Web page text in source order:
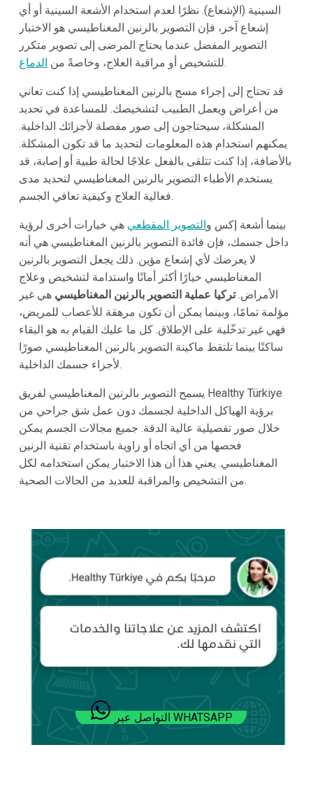
السينية (الإشعاع). نظرًا لعدم استخدام الأشعة السينية أو أي
إشعاع آخر، فإن التصوير بالرنين المغناطيسي هو الاختبار
التصوير المفضل عندما يحتاج المرضى إلى تصوير متكرر
للتشخيص أو مراقبة العلاج، وخاصةً من الدماغ .
قد تحتاج إلى إجراء مسح بالرنين المغناطيسي إذا كنت تعاني
من أعراض ويعمل الطبيب لتشخيصك. للمساعدة في تحديد
المشكلة، سيحتاجون إلى صور مفصلة لأجزائك الداخلية.
يمكنهم استخدام هذه المعلومات لتحديد ما قد تكون المشكلة.
بالأضافة، إذا كنت تتلقى بالفعل علاجًا لحالة طبية أو إصابة، قد
يستخدم الأطباء التصوير بالرنين المغناطيسي لتحديد مدى
فعالية العلاج وكيفية تعافي الجسم.
بينما أشعة إكس والتصوير المقطعي هي خيارات أخرى لرؤية
داخل جسمك، فإن فائدة التصوير بالرنين المغناطيسي هي أنه
لا يعرضك لأي إشعاع مؤين. ذلك يجعل التصوير بالرنين
المغناطيسي خيارًا أكثر أمانًا واستدامة لتشخيص وعلاج
الأمراض.تركيا عملية التصوير بالرنين المغناطيسي هي غير
مؤلمة تمامًا، وبينما يمكن أن تكون مرهقة للأعصاب للمريض،
فهي غير تدخّلية على الإطلاق. كل ما عليك القيام به هو البقاء
ساكنًا بينما تلتقط ماكينة التصوير بالرنين المغناطيسي صورًا
لأجزاء جسمك الداخلية.
يسمح التصوير بالرنين المغناطيسي لفريق Healthy Türkiye
برؤية الهياكل الداخلية لجسمك دون عمل شق جراحي من
خلال صور تفصيلية عالية الدقة. جميع مجالات الجسم يمكن
فحصها من أي اتجاه أو زاوية باستخدام تقنية الرنين
المغناطيسي. يعني هذا أن هذا الاختبار يمكن استخدامه لكل
من التشخيص والمراقبة للعديد من الحالات الصحية.
التواصل عبر WHATSAPP